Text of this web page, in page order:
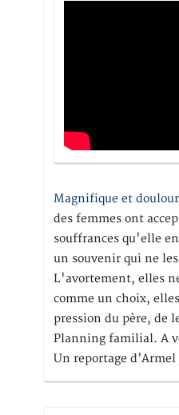
Magnifique et
des femmes ont
souffrances qu'elle
un souvenir qui ne
L'avortement, elles
comme un choix,
pression du père, de
Planning familial. A
Un reportage d’Armel